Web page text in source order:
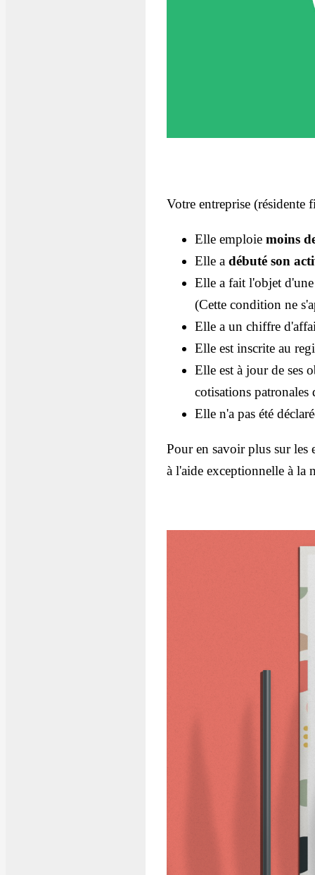
Votre entreprise (résidente
Elle emploiemoins
Elle adébuté son
Elle a fait l'objet
(Cette condition ne
Elle a un chiffre
Elle est inscrite au
Elle est à jour de ses
cotisations patronales
Elle n'a pas été
Pour en savoir plus sur
à l'aide exceptionnelle à la